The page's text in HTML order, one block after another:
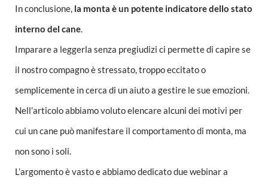
In conclusione, la monta è un potente indicatore dello stato
interno del cane
Imparare a leggerla senza pregiudizi ci permette di capire se
il nostro compagno è stressato, troppo eccitato o
semplicemente in cerca di un aiuto a gestire le sue emozioni.
Nell’articolo abbiamo voluto elencare alcuni dei motivi per
cui un cane può manifestare il comportamento di monta, ma
non sono i soli.
L’argomento è vasto e abbiamo dedicato due webinar a